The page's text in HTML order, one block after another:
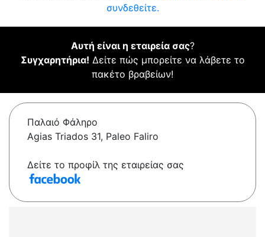
συνδεθείτε.
Αυτή είναι η εταιρεία σας?
Συγχαρητήρια! Δείτε πώς μπορείτε να λάβετε το
πακέτο βραβείων!
Παλαιό Φάληρο
Agias Triados 31, Paleo Faliro
Δείτε το προφίλ της εταιρείας σας